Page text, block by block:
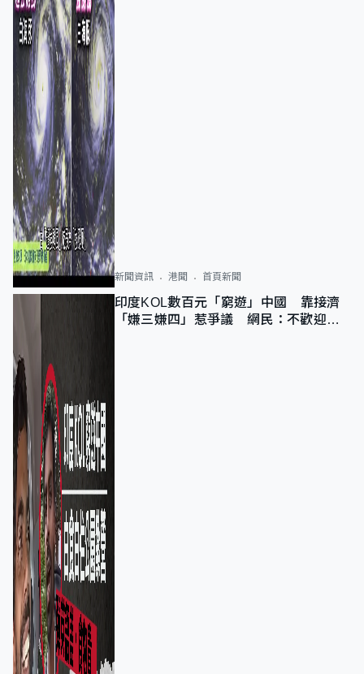
新聞資訊 港聞 首頁新聞
印度KOL數百元「窮遊」中國 靠接濟
「嫌三嫌四」惹爭議 網民：不歡迎劣